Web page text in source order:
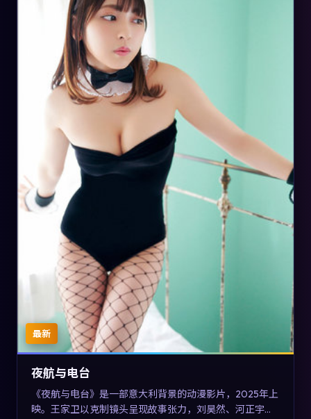
最新
夜航与电台
《夜航与电台》是一部意大利背景的动漫影片，2025年上
映。王家卫以克制镜头呈现故事张力，刘昊然、河正宇与